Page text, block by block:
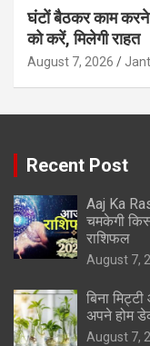
घंटों बैठकर काम करने
को करें, मिलेगी राहत
August 7, 2026
Recent Post
Aaj Ka
चमकेगी
राशिफल
August 7,
बिना
अपने होम
August 7,